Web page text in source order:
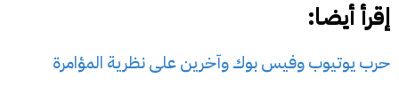
إقرأ أيضا:
حرب يوتيوب وفيس بوك وآخرين على نظرية المؤامرة